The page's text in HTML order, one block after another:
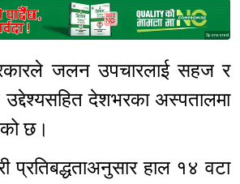
Sponsored
जलन उपचारलाई सहज र
देशभरका अस्पतालमा
छ।
प्रतिबद्धताअनुसार हाल १४ वटा